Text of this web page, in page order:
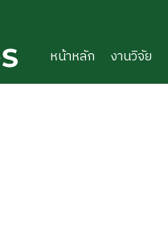
tab)
tab)
หน้าหลัก
งานวิจัย